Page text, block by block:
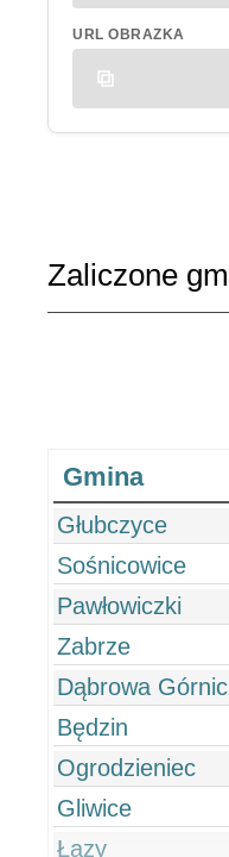
URL OBRAZKA
Zaliczone
Gmina
Głubczyce
Sośnicowice
Pawłowiczki
Zabrze
Dąbrowa
Będzin
Ogrodzieniec
Gliwice
Łazy